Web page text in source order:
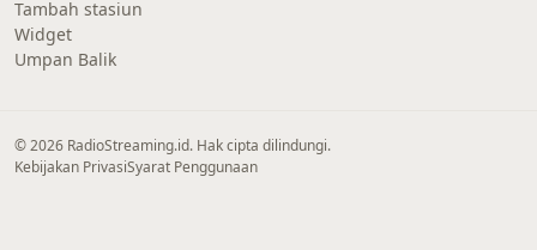
Tambah stasiun
Widget
Umpan Balik
© 2026 RadioStreaming.id. Hak cipta dilindungi.
Kebijakan PrivasiSyarat Penggunaan